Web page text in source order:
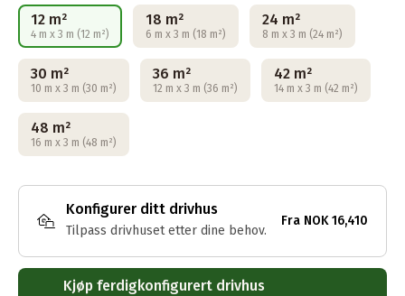
12 m²
4 m x 3 m (12 m²)
18 m²
6 m x 3 m (18 m²)
24 m²
8 m x 3 m (24 m²)
30 m²
10 m x 3 m (30 m²)
36 m²
12 m x 3 m (36 m²)
42 m²
14 m x 3 m (42 m²)
48 m²
16 m x 3 m (48 m²)
Konfigurer ditt drivhus
Tilpass drivhuset etter dine behov.
Fra NOK 16,410
Kjøp ferdigkonfigurert drivhus